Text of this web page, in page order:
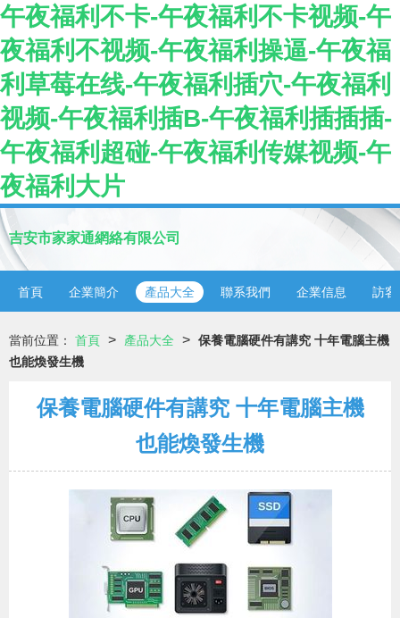
午夜福利不卡-午夜福利不卡视频-午
夜福利不视频-午夜福利操逼-午夜福
利草莓在线-午夜福利插穴-午夜福利
视频-午夜福利插B-午夜福利插插插-
午夜福利超碰-午夜福利传媒视频-午
夜福利大片
吉安市家家通網絡有限公司
首頁 企業簡介 產品大全 聯系我們 企業信息 訪客
當前位置： 首頁 > 產品大全 > 保養電腦硬件有講究 十年電腦主機
也能煥發生機
保養電腦硬件有講究 十年電腦主機
也能煥發生機